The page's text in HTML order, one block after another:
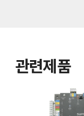
관련제품